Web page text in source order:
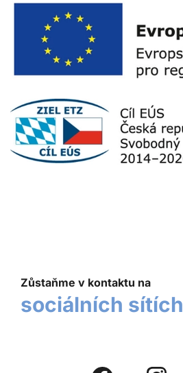
Zůstaňme v kontaktu na
sociálních sítích